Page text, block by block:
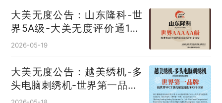
大美无度公告：山东隆科-世
界5A级-大美无度评价通193
国
2026-05-19
大美无度公告：越美绣机-多
头电脑刺绣机‌-世界第一品牌-
大美无度评价通193国